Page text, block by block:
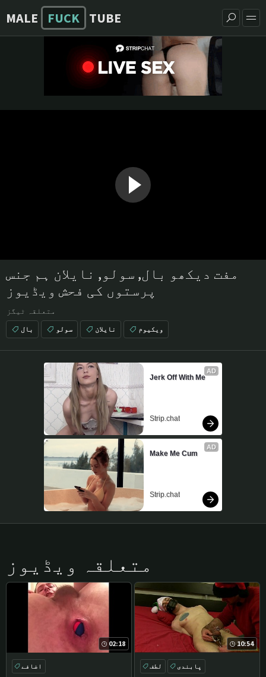
MALE FUCK TUBE
مفت دیکھو بال, سولو, نایلان ہم جنس
پرستوں کی فحش ویڈیوز
متعلقہ ٹیگز
بال سولو نایلان ویکیوم
AD
Jerk Off With Me
Strip.chat
AD
Make Me Cum
Strip.chat
متعلقہ ویڈیوز
02:18
اضافے
10:54
لطف پابندی